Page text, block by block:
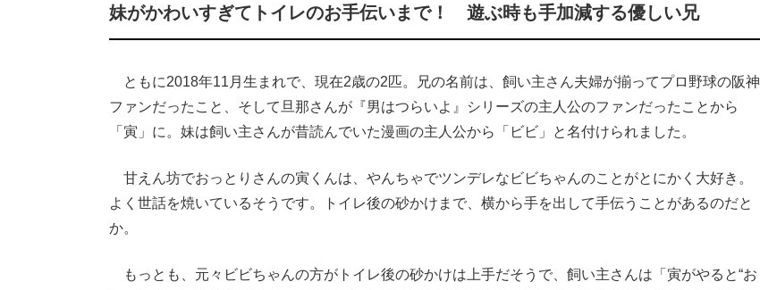
妹がかわいすぎてトイレのお手伝いまで！ 遊ぶ時も手加減する優しい兄
ともに2018年11月生まれで、現在2歳の2匹。兄の名前は、飼い主さん夫婦が揃ってプロ野球の阪神
ファンだったこと、そして旦那さんが『男はつらいよ』シリーズの主人公のファンだったことから
「寅」に。妹は飼い主さんが昔読んでいた漫画の主人公から「ビビ」と名付けられました。
甘えん坊でおっとりさんの寅くんは、やんちゃでツンデレなビビちゃんのことがとにかく大好き。
よく世話を焼いているそうです。トイレ後の砂かけまで、横から手を出して手伝うことがあるのだと
か。
もっとも、元々ビビちゃんの方がトイレ後の砂かけは上手だそうで、飼い主さんは「寅がやると“お